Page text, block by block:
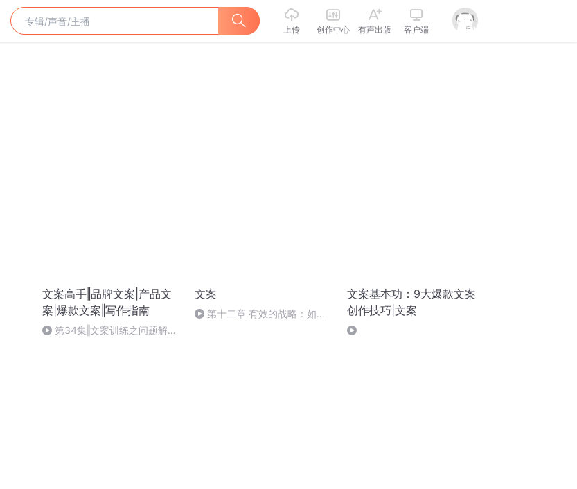
上传 创作中心 有声出版 客户端
文案高手‖品牌文案|产品文
案|爆款文案‖写作指南
第34集‖文案训练之问题解决
文案
第十二章 有效的战略：如何
文案基本功：9大爆款文案
创作技巧|文案